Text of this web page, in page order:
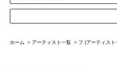
ホーム > アーティスト一覧 > フ (アーティス